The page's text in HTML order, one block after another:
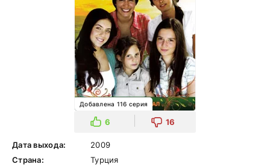
Добавлена 116 серия
6 16
Дата выхода:
2009
Страна:
Турция